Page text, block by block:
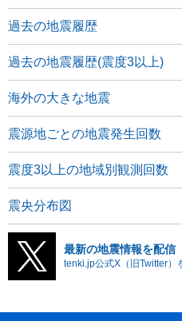
過去の地震履歴
過去の地震履歴(震度3以上)
海外の大きな地震
震源地ごとの地震発生回数
震度3以上の地域別観測回数
震央分布図
最新の地震情報を配信
tenki.jp公式X（旧Twitter）